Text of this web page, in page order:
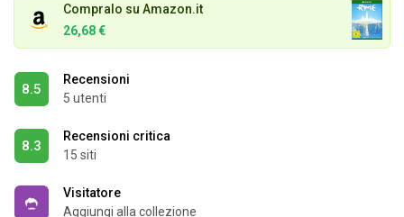
Compralo su Amazon.it
26,68 €
8.5
Recensioni
5 utenti
8.3
Recensioni critica
15 siti
Visitatore
Aggiungi alla collezione